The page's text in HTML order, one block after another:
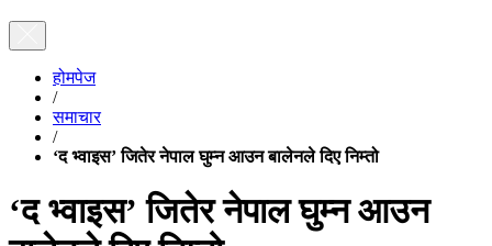
होमपेज
/
समाचार
/
‘द भ्वाइस’ जितेर नेपाल घुम्न आउन बालेनले दिए निम्तो
‘द भ्वाइस’ जितेर नेपाल घुम्न आउन